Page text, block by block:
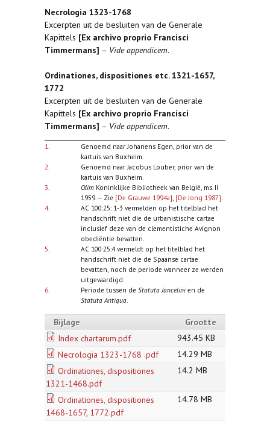
Necrologia 1323-1768
Excerpten uit de besluiten van de Generale
Kapittels [Ex archivo proprio Francisci
Timmermans] – Vide appendicem.
Ordinationes, dispositiones etc. 1321-1657,
1772
Excerpten uit de besluiten van de Generale
Kapittels [Ex archivo proprio Francisci
Timmermans] – Vide appendicem.
1.
Genoemd naar Johanens Egen, prior van de
kartuis van Buxheim.
2.
Genoemd naar Jacobus Louber, prior van de
kartuis van Buxheim.
3.
OlimKoninklijke Bibliotheek van België, ms. II
1959. — Zie [De Grauwe 1994a] [De Jong 1987]
4.
AC 100:25: 1-3 vermelden op het titelblad het
handschrift niet die de urbanistische cartae
inclusief deze van de clementistiche Avignon
obediëntie bevatten.
5.
AC 100:25:4 vermeldt op het titelblad het
handschrift niet die de Spaanse cartae
bevatten, noch de periode wanneer ze werden
uitgevaardigd.
6.
Periode tussen de Statuta Jancelinien de
Statuta Antiqua.
Bijlage
Grootte
Index chartarum.pdf
943.45 KB
Necrologia 1323-1768 .pdf
14.29 MB
Ordinationes, dispositiones
1321-1468.pdf
14.2 MB
Ordinationes, dispositiones
1468-1657, 1772.pdf
14.78 MB